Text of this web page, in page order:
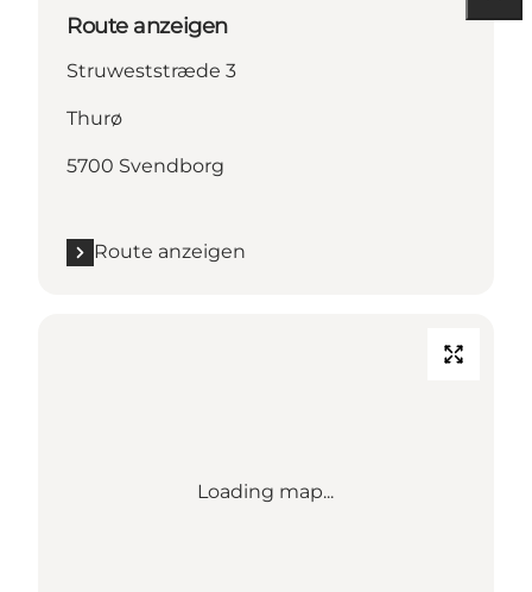
Route anzeigen
Struweststræde 3
Thurø
5700 Svendborg
Route anzeigen
Loading map...